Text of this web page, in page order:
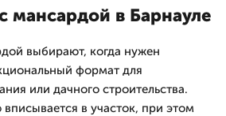
мансардой в Барнауле
выбирают, когда нужен
формат для
или дачного строительства.
в участок, при этом